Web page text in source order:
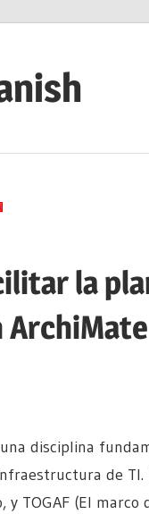
la
ArchiMate
disciplina
de TI.
y TOGAF (El